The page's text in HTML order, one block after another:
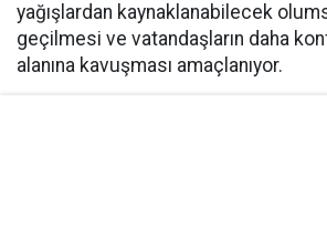
yağışlardan kaynaklanabilecek
geçilmesi ve vatandaşların daha
alanına kavuşması amaçlanıyor.